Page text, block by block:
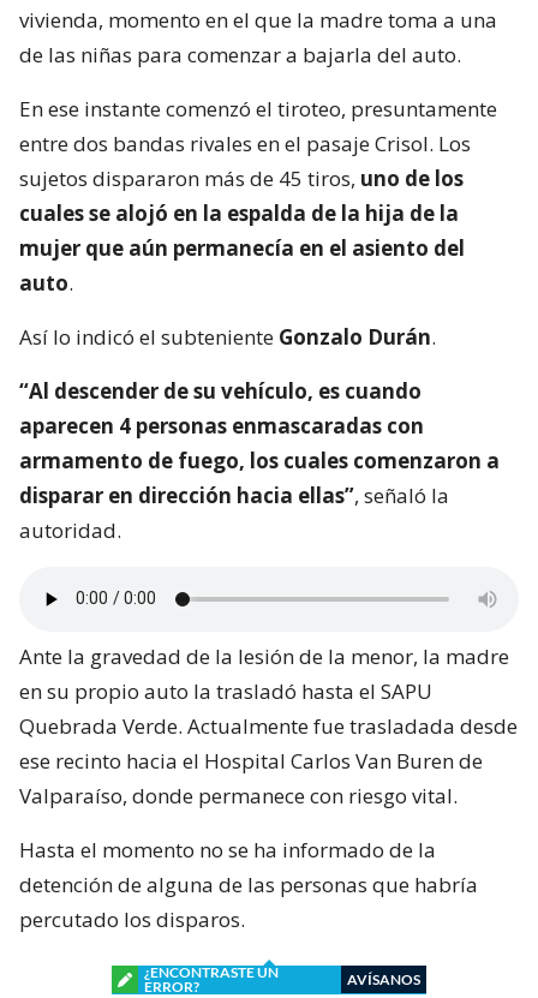
vivienda, momento en el que la madre toma a una
de las niñas para comenzar a bajarla del auto.
En ese instante comenzó el tiroteo, presuntamente
entre dos bandas rivales en el pasaje Crisol. Los
sujetos dispararon más de 45 tiros, uno de los
cuales se alojó en la espalda de la hija de la
mujer que aún permanecía en el asiento del
auto.
Así lo indicó el subteniente Gonzalo Durán.
“Al descender de su vehículo, es cuando
aparecen 4 personas enmascaradas con
armamento de fuego, los cuales comenzaron a
disparar en dirección hacia ellas”, señaló la
autoridad.
Ante la gravedad de la lesión de la menor, la madre
en su propio auto la trasladó hasta el SAPU
Quebrada Verde. Actualmente fue trasladada desde
ese recinto hacia el Hospital Carlos Van Buren de
Valparaíso, donde permanece con riesgo vital.
Hasta el momento no se ha informado de la
detención de alguna de las personas que habría
percutado los disparos.
¿ENCONTRASTE UN
ERROR?
AVÍSANOS